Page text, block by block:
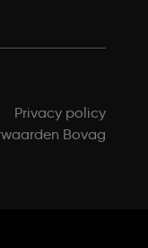
Privacy policy
Bovag